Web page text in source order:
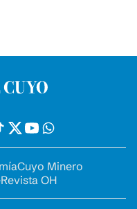
Cuyo Minero
Revista OH